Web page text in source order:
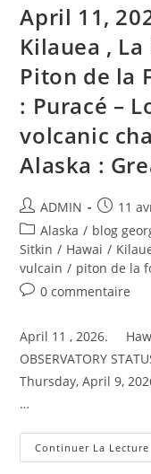
April 11,
Kilauea ,
Piton de la
: Puracé –
volcanic
Alaska :
Auteur/autrice
de
la
publication :
ADMIN
publiée :
11
Post
category:
Alaska / blog
Sitkin / Hawai /
vulcain / piton de la
Commentaires
la
publication :
0 commentaire
April 11 , 2026.
OBSERVATORY
Thursday, April 9,
…
Continuer La Lecture